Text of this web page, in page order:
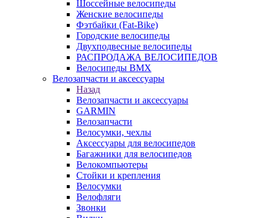
Шоссейные велосипеды
Женские велосипеды
Фэтбайки (Fat-Bike)
Городские велосипеды
Двухподвесные велосипеды
РАСПРОДАЖА ВЕЛОСИПЕДОВ
Велосипеды BMX
Велозапчасти и аксессуары
Назад
Велозапчасти и аксессуары
GARMIN
Велозапчасти
Велосумки, чехлы
Аксессуары для велосипедов
Багажники для велосипедов
Велокомпьютеры
Стойки и крепления
Велосумки
Велофляги
Звонки